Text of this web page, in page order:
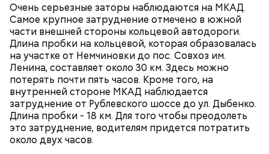
Очень серьезные заторы наблюдаются на МКАД.
Самое крупное затруднение отмечено в южной
части внешней стороны кольцевой автодороги.
Длина пробки на кольцевой, которая образовалась
на участке от Немчиновки до пос. Совхоз им.
Ленина, составляет около 30 км. Здесь можно
потерять почти пять часов. Кроме того, на
внутренней стороне МКАД наблюдается
затруднение от Рублевского шоссе до ул. Дыбенко.
Длина пробки - 18 км. Для того чтобы преодолеть
это затруднение, водителям придется потратить
около двух часов.
работать, — подчеркнул он.